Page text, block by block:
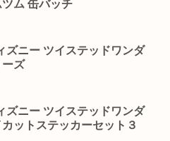
ム 缶バッチ
ズニー ツイステッドワンダ
ーズ
ズニー ツイステッドワンダ
ットステッカーセット３